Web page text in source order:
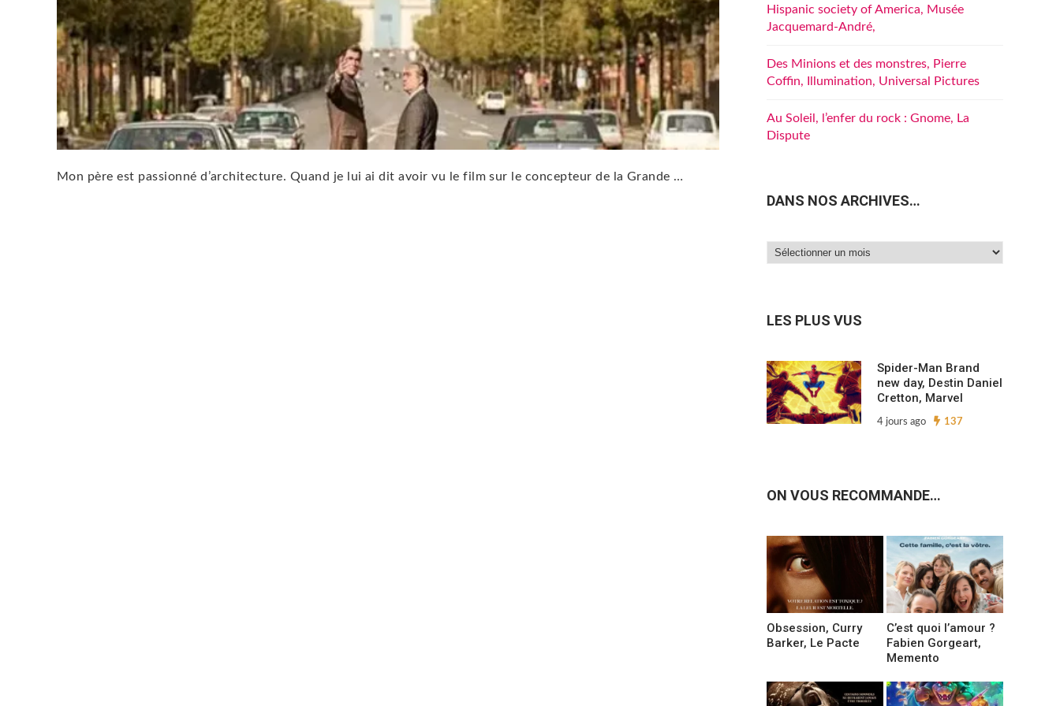
Mon père est passionné d’architecture. Quand je lui ai dit avoir vu le film sur le concepteur de la Grande …
Hispanic society of America, Musée
Jacquemard-André,
Des Minions et des monstres, Pierre
Coffin, Illumination, Universal Pictures
Au Soleil, l’enfer du rock : Gnome, La
Dispute
DANS NOS ARCHIVES…
Dans
LES PLUS VUS
Spider-Man Brand
new day, Destin Daniel
Cretton, Marvel
4 jours ago 137
ON VOUS RECOMMANDE…
Obsession, Curry
Barker, Le Pacte
C’est quoi l’amour ?
Fabien Gorgeart,
Memento